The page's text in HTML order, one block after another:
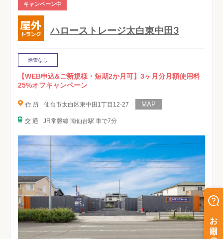
キャンペーン中
ハローストレージ太白東中田3
除雪なし
【WEB申込&ご新規様・短期2か月可】3ヶ月分月額使用料
25%オフキャンペーン
住 所 仙台市太白区東中田1丁目12-27
交 通 JR常磐線 南仙台駅 車で7分